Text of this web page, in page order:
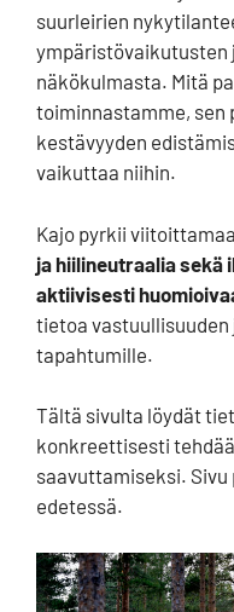
suurleirien
ympäristövaikutusten
näkökulmasta. Mitä
toiminnastamme, sen
kestävyyden
vaikuttaa niihin.
Kajo pyrkii
ja hiilineutraalia sekä
aktiivisesti
tietoa
tapahtumille.
Tältä sivulta löydät
konkreettisesti
saavuttamiseksi.
edetessä.